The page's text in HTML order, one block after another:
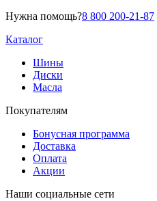
Нужна помощь?8 800 200-21-87
Каталог
Шины
Диски
Масла
Покупателям
Бонусная программа
Доставка
Оплата
Акции
Наши социальные сети